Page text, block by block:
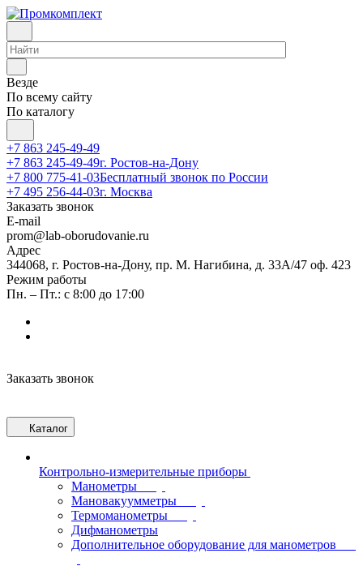
Везде
По всему сайту
По каталогу
+7 863 245-49-49
+7 863 245-49-49г. Ростов-на-Дону
+7 800 775-41-03Бесплатный звонок по России
+7 495 256-44-03г. Москва
Заказать звонок
E-mail
prom@lab-oborudovanie.ru
Адрес
344068, г. Ростов-на-Дону, пр. М. Нагибина, д. 33А/47 оф. 423
Режим работы
Пн. – Пт.: с 8:00 до 17:00
Заказать звонок
Каталог
Контрольно-измерительные приборы
Манометры
Мановакуумметры
Термоманометры
Дифманометры
Дополнительное оборудование для манометров